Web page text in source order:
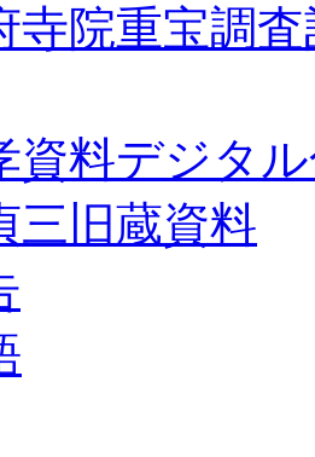
寺院重宝調
資料デジタ
三旧蔵資料